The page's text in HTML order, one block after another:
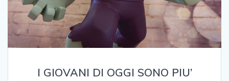
I GIOVANI DI OGGI SONO PIU’